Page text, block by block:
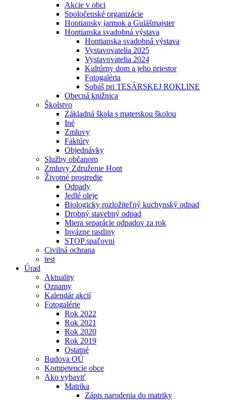
Akcie v obci
Spoločenské organizácie
Hontiansky jarmok a Gulášmajster
Hontianska svadobná výstava
Hontianska svadobná výstava
Vystavovatelia 2025
Vystavovatelia 2024
Kultúrny dom a jeho priestor
Fotogaléria
Sobáš pri TESÁRSKEJ ROKLINE
Obecná knižnica
Školstvo
Základná škola s materskou školou
Iné
Zmluvy
Faktúry
Objednávky
Služby občanom
Zmluvy Združenie Hont
Životné prostredie
Odpady
Jedlé oleje
Biologicky rozložiteľný kuchynský odpad
Drobný stavebný odpad
Miera separácie odpadov za rok
Invázne rastliny
STOP spaľovni
Civilná ochrana
test
Úrad
Aktuality
Oznamy
Kalendár akcií
Fotogalérie
Rok 2022
Rok 2021
Rok 2020
Rok 2019
Ostatné
Budova OÚ
Kompetencie obce
Ako vybaviť
Matrika
Zápis narodenia do matriky